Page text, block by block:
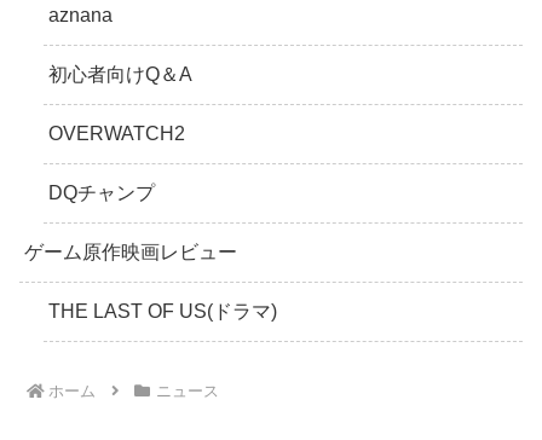
aznana
初心者向けQ＆A
OVERWATCH2
DQチャンプ
ゲーム原作映画レビュー
THE LAST OF US(ドラマ)
ホーム ニュース